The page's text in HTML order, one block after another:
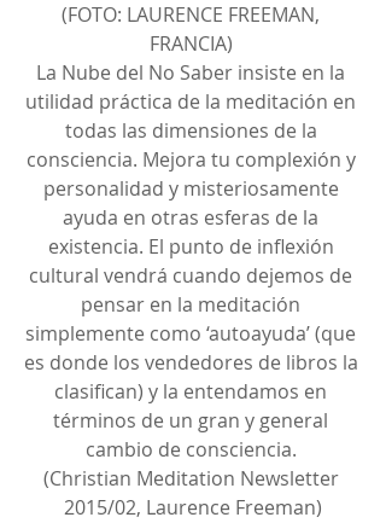
(FOTO: LAURENCE FREEMAN,
FRANCIA)
La Nube del No Saber insiste en la
utilidad práctica de la meditación en
todas las dimensiones de la
consciencia. Mejora tu complexión y
personalidad y misteriosamente
ayuda en otras esferas de la
existencia. El punto de inflexión
cultural vendrá cuando dejemos de
pensar en la meditación
simplemente como ‘autoayuda’ (que
es donde los vendedores de libros la
clasifican) y la entendamos en
términos de un gran y general
cambio de consciencia.
(Christian Meditation Newsletter
2015/02, Laurence Freeman)